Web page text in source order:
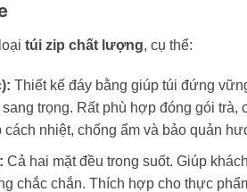
túi zip chất lượng, cụ thể:
Thiết kế đáy bằng giúp túi đứng
trọng. Rất phù hợp đóng gói trà,
cách nhiệt, chống ẩm và bảo quản
Cả hai mặt đều trong suốt. Giúp
chắc chắn. Thích hợp cho thực